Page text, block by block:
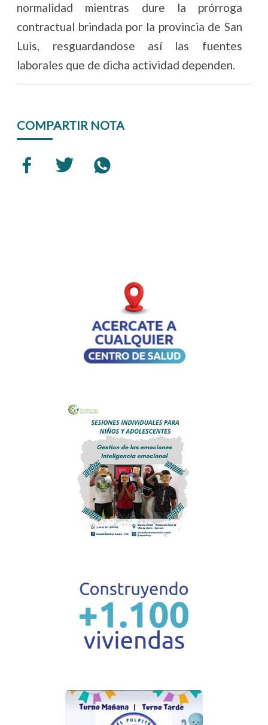
normalidad mientras dure la prórroga
contractual brindada por la provincia de San
Luis, resguardandose así las fuentes
laborales que de dicha actividad dependen.
COMPARTIR NOTA